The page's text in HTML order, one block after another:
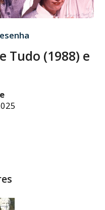
Tudo (1988) e